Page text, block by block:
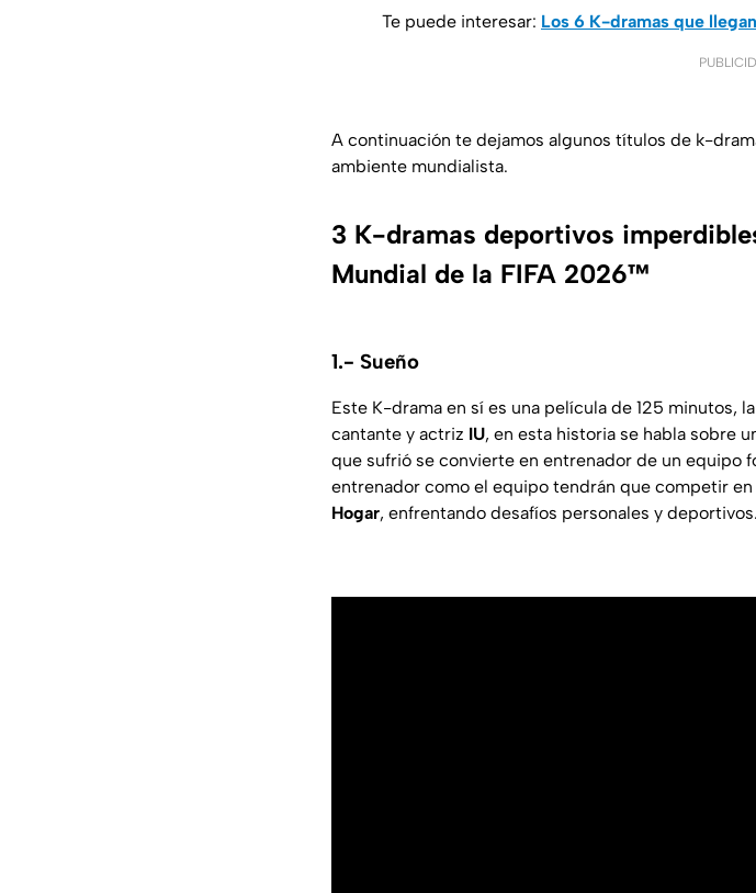
Te puede interesar: Los 6 K-dramas que
A continuación te dejamos algunos títulos de k-
ambiente mundialista.
3 K-dramas deportivos
Mundial de la FIFA 2026™️
1.- Sueño
Este K-drama en sí es una película de 125 minutos,
cantante y actriz IU, en esta historia se habla sobre
que sufrió se convierte en entrenador de un equipo
entrenador como el equipo tendrán que competir
Hogar, enfrentando desafíos personales y deportivos.